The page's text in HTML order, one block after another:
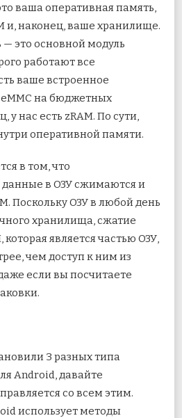
ваша оперативная память,
и, наконец, ваше хранилище.
это основной модуль
работают все
ваше встроенное
на бюджетных
у нас есть zRAM. По сути,
оперативной памяти.
в том, что
в ОЗУ сжимаются и
Поскольку ОЗУ в любой день
хранилища, сжатие
является частью ОЗУ,
чем доступ к ним из
если вы посчитаете
3 разных типа
Android, давайте
со всем этим.
использует методы